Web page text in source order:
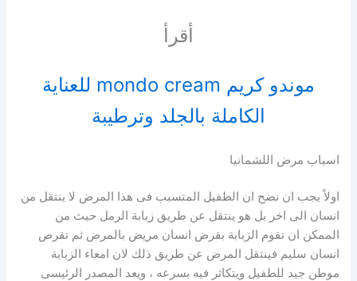
أقرأ
موندو كريم mondo cream للعناية
الكاملة بالجلد وترطيبة
اسباب مرض اللشمانيا
اولاً يجب ان نضح ان الطفيل المتسبب فى هذا المرض لا ينتقل من
انسان الى اخر بل هو ينتقل عن طريق زبابة الرمل حيث من
الممكن ان تقوم الزبابة بقرض انسان مريض بالمرض ثم تقرص
انسان سليم فينتقل المرض عن طريق ذلك لان امعاء الزبابة
موطن جيد للطفيل ويتكاثر فيه بسرعه ، ويعد المصدر الرئيسى